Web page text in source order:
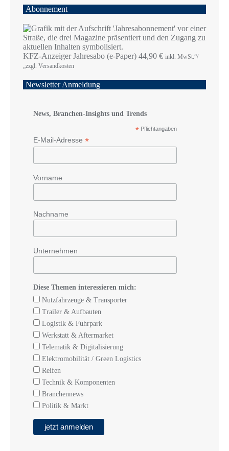
Abonnement
KFZ-Anzeiger Jahresabo (e-Paper) 44,90 € inkl. MwSt.“/
„zzgl. Versandkosten
Newsletter Anmeldung
News, Branchen-Insights und Trends
* Pflichtangaben
E-Mail-Adresse *
Vorname
Nachname
Unternehmen
Diese Themen interessieren mich:
Nutzfahrzeuge & Transporter
Trailer & Aufbauten
Logistik & Fuhrpark
Werkstatt & Aftermarket
Telematik & Digitalisierung
Elektromobilität / Green Logistics
Reifen
Technik & Komponenten
Branchennews
Politik & Markt